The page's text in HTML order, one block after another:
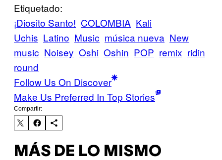
Etiquetado:
¡Diosito Santo! COLOMBIA Kali
Uchis Latino Music música nueva New
music Noisey Oshi Oshin POP remix ridin
round
Follow Us On Discover
Make Us Preferred In Top Stories
Compartir:
MÁS DE LO MISMO